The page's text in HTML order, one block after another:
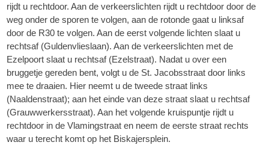
rijdt u rechtdoor. Aan de verkeerslichten rijdt u rechtdoor door de
weg onder de sporen te volgen, aan de rotonde gaat u linksaf
door de R30 te volgen. Aan de eerst volgende lichten slaat u
rechtsaf (Guldenvlieslaan). Aan de verkeerslichten met de
Ezelpoort slaat u rechtsaf (Ezelstraat). Nadat u over een
bruggetje gereden bent, volgt u de St. Jacobsstraat door links
mee te draaien. Hier neemt u de tweede straat links
(Naaldenstraat); aan het einde van deze straat slaat u rechtsaf
(Grauwwerkersstraat). Aan het volgende kruispuntje rijdt u
rechtdoor in de Vlamingstraat en neem de eerste straat rechts
waar u terecht komt op het Biskajersplein.